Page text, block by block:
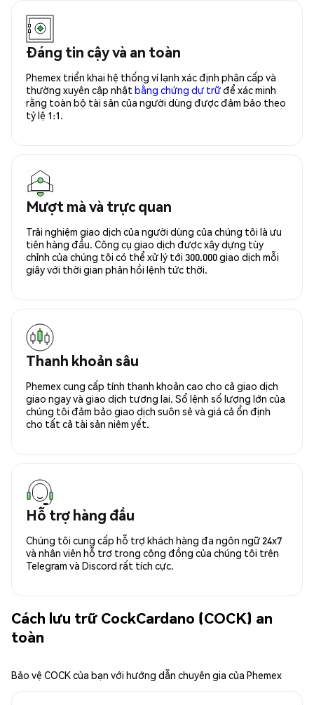
Đáng tin cậy và an toàn
Phemex triển khai hệ thống ví lạnh xác định phân cấp và
thường xuyên cập nhật bằng chứng dự trữđể xác minh
rằng toàn bộ tài sản của người dùng được đảm bảo theo
tỷ lệ 1:1.
Mượt mà và trực quan
Trải nghiệm giao dịch của người dùng của chúng tôi là ưu
tiên hàng đầu. Công cụ giao dịch được xây dựng tùy
chỉnh của chúng tôi có thể xử lý tới 300.000 giao dịch mỗi
giây với thời gian phản hồi lệnh tức thời.
Thanh khoản sâu
Phemex cung cấp tính thanh khoản cao cho cả giao dịch
giao ngay và giao dịch tương lai. Sổ lệnh số lượng lớn của
chúng tôi đảm bảo giao dịch suôn sẻ và giá cả ổn định
cho tất cả tài sản niêm yết.
Hỗ trợ hàng đầu
Chúng tôi cung cấp hỗ trợ khách hàng đa ngôn ngữ 24x7
và nhân viên hỗ trợ trong cộng đồng của chúng tôi trên
Telegram và Discord rất tích cực.
Cách lưu trữ CockCardano (COCK) an
toàn
Bảo vệ COCK của bạn với hướng dẫn chuyên gia của Phemex